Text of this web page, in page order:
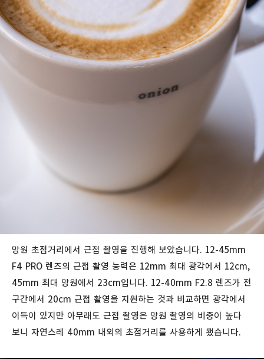
망원 초점거리에서 근접 촬영을 진행해 보았습니다. 12-45mm
F4 PRO 렌즈의 근접 촬영 능력은 12mm 최대 광각에서 12cm,
45mm 최대 망원에서 23cm입니다. 12-40mm F2.8 렌즈가 전
구간에서 20cm 근접 촬영을 지원하는 것과 비교하면 광각에서
이득이 있지만 아무래도 근접 촬영은 망원 촬영의 비중이 높다
보니 자연스레 40mm 내외의 초점거리를 사용하게 됐습니다.